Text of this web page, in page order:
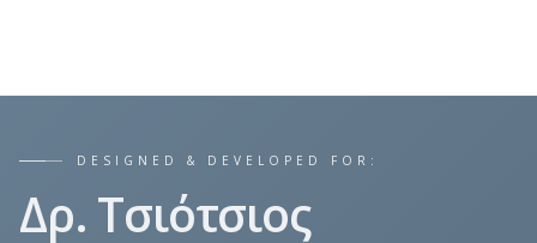
DESIGNED & DEVELOPED FOR:
Δρ. Τσιότσιος